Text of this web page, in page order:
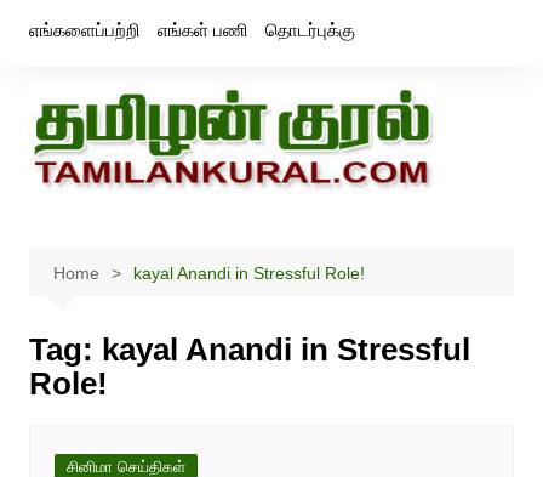
எங்களைப்பற்றி எங்கள் பணி தொடர்புக்கு
Home kayal Anandi in Stressful Role!
Tag: kayal Anandi in Stressful
Role!
சினிமா செய்திகள்